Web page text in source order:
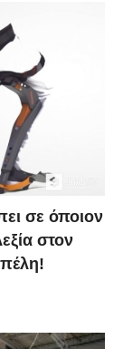
σε όποιον
στον